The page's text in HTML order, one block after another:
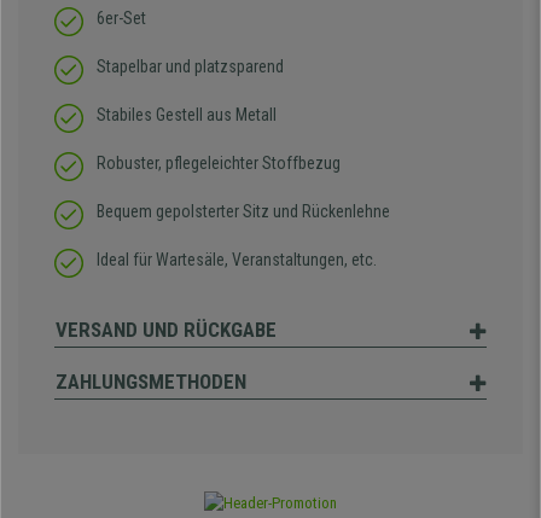
6er-Set
Stapelbar und platzsparend
Stabiles Gestell aus Metall
Robuster, pflegeleichter Stoffbezug
Bequem gepolsterter Sitz und Rückenlehne
Ideal für Wartesäle, Veranstaltungen, etc.
VERSAND UND RÜCKGABE
ZAHLUNGSMETHODEN